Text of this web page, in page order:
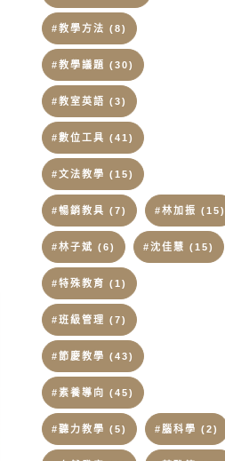
#教學方法 (8)
#教學議題 (30)
#教室英語 (3)
#數位工具 (41)
#文法教學 (15)
#暢銷教具 (7) #林加振 (15)
#林子斌 (6) #沈佳慧 (15)
#特殊教育 (1)
#班級管理 (7)
#節慶教學 (43)
#素養導向 (45)
#聽力教學 (5) #腦科學 (2)